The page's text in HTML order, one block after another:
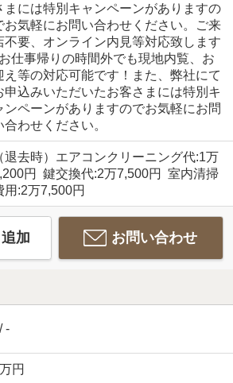
まには特別キャンペーンがありますの
お気軽にお問い合わせください。ご来
不要、オンライン内見等対応致します
仕事帰りの時間外でも現地内覧、お
え等の対応可能です！また、弊社にて
申込みいただいたお客さまには特別キ
ンペーンがありますのでお気軽にお問
合わせください。
退去時）エアコンクリーニング代:1万
円 鍵交換代:2万7,500円 室内清掃
用:2万7,500円
加 お問い合わせ
-
円